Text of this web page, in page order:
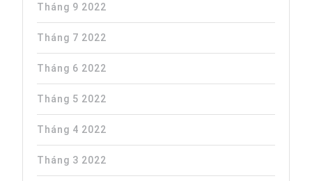
Tháng 9 2022
Tháng 7 2022
Tháng 6 2022
Tháng 5 2022
Tháng 4 2022
Tháng 3 2022